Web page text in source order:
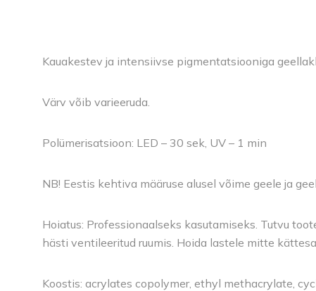
Kauakestev ja intensiivse pigmentatsiooniga
Värv võib varieeruda.
Polümerisatsioon: LED – 30 sek, UV – 1 min
NB! Eestis kehtiva määruse alusel võime geele ja
Hoiatus: Professionaalseks kasutamiseks. Tutvu
hästi ventileeritud ruumis. Hoida lastele mitte
Koostis: acrylates copolymer, ethyl methacrylate,